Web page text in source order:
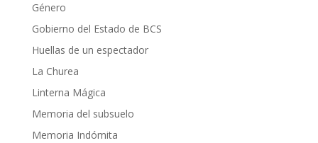
Género
Gobierno del Estado de BCS
Huellas de un espectador
La Churea
Linterna Mágica
Memoria del subsuelo
Memoria Indómita